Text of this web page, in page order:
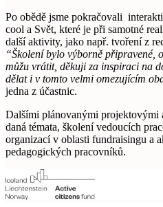
Po obědě jsme pokračovali
cool a Svět, které je při samotné
další aktivity, jako např. tvoření z
“Školení bylo výborně připravené,
můžu vrátit, děkuji za inspiraci na
dělat i v tomto velmi omezujícím
jedna z účastnic.
Dalšími plánovanými projektovými
daná témata, školení vedoucích
organizací v oblasti fundraisingu a
pedagogických pracovníků.